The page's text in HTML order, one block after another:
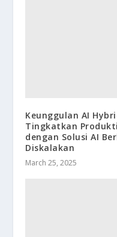
Keunggulan AI
Tingkatkan
dengan Solusi AI
Diskalakan
March 25, 2025